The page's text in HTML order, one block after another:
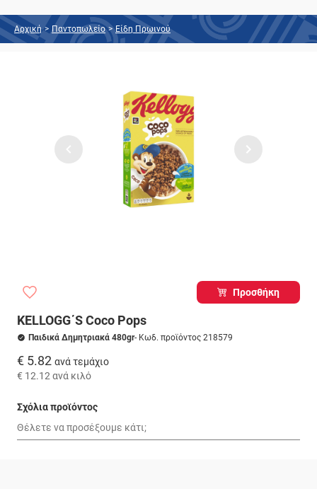
Αρχική > Παντοπωλείο > Είδη Πρωινού
Προσθήκη
KELLOGG΄S Coco Pops
Παιδικά Δημητριακά 480gr- Κωδ. προϊόντος 218579
€ 5.82 ανά τεμάχιο
€ 12.12 ανά κιλό
Σχόλια προϊόντος